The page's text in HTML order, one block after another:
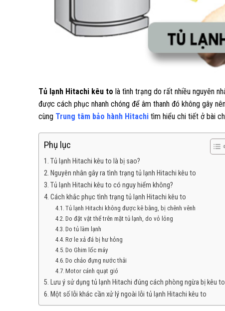
Tủ lạnh Hitachi kêu to là tình trạng do rất nhiều nguyên
được cách phục nhanh chóng để âm thanh đó không gây
cùng Trung tâm bảo hành Hitachi tìm hiểu chi tiết ở bài
Phụ lục
Tủ lạnh Hitachi kêu to là bị sao?
Nguyên nhân gây ra tình trạng tủ lạnh Hitachi kêu to
Tủ lạnh Hitachi kêu to có nguy hiểm không?
Cách khắc phục tình trạng tủ lạnh Hitachi kêu to
Tủ lạnh Hitachi không được kê bằng, bị chênh vênh
Do đặt vật thể trên mặt tủ lạnh, do vỏ lỏng
Do tủ làm lạnh
Rơ le xả đá bị hư hỏng
Do Ghim lốc máy
Do chảo đựng nước thải
Motor cánh quạt gió
Lưu ý sử dụng tủ lạnh Hitachi đúng cách phòng ngừa bị kêu to
Một số lỗi khác cần xử lý ngoài lỗi tủ lạnh Hitachi kêu to